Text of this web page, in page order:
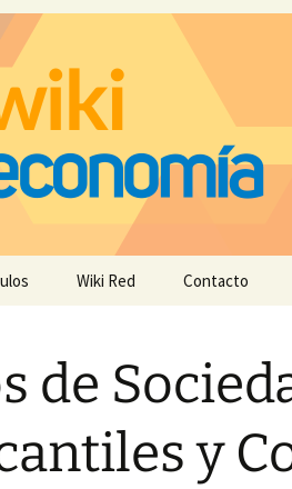
Wiki Red Contacto
de
y